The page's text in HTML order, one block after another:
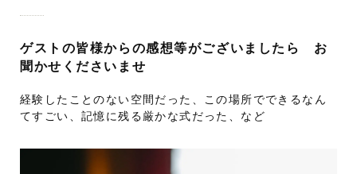
ゲストの皆様からの感想等がございましたら お
聞かせくださいませ
経験したことのない空間だった、この場所でできるなん
てすごい、記憶に残る厳かな式だった、など